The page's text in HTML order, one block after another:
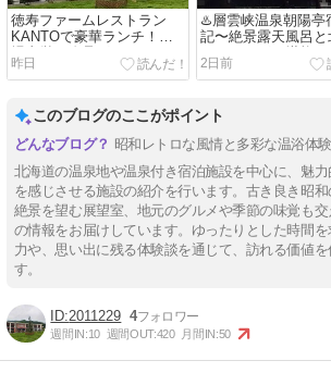
徳寿ファームレストラン
KANTOで豪華ランチ！牧
場直営の絶品グルメ
昨日
♨️層雲峡温泉朝陽亭
記〜絶景露天風呂と
バイキングを堪能
2日前
このブログのここがポイント
昭和レトロな風情と多彩な温浴体験
北海道の温泉地や温泉付き宿泊施設を中心に、魅
を感じさせる施設の紹介を行います。古き良き昭和
絶景を望む展望室、地元のグルメや季節の味覚も
の情報をお届けしています。ゆったりとした時間
力や、思い出に残る体験談を通じて、訪れる価値
す。
2011229 4
週間IN:10 週間OUT:420 月間IN:50